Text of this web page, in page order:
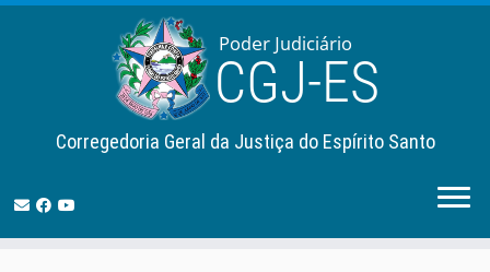
Corregedoria Geral da Justiça do Espírito Santo